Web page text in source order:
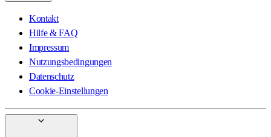
Kontakt
Hilfe & FAQ
Impressum
Nutzungsbedingungen
Datenschutz
Cookie-Einstellungen